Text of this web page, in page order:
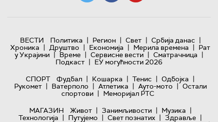
ВЕСТИ Политика | Регион | Свет | Србија данас |
Хроника | Друштво | Економија | Мерила времена | Рат
у Украјини | Време | Сервисне вести | Сматрачница |
Подкаст | ЕУ могућности 2026
СПОРТ
Фудбал | Кошарка | Тенис | Одбојка |
Рукомет | Ватерполо | Атлетика | Ауто-мото | Остали
спортови | Меморијал РТС
МАГАЗИН
Живот | Занимљивости | Музика |
Технологијa | Путујемо | Свет познатих | Здравље |